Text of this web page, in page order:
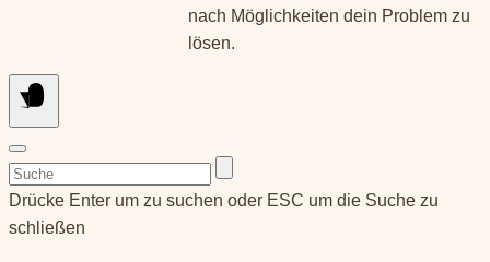
nach Möglichkeiten dein Problem zu
lösen.
Suchen
nach:
Drücke Enter um zu suchen oder ESC um die Suche zu
schließen